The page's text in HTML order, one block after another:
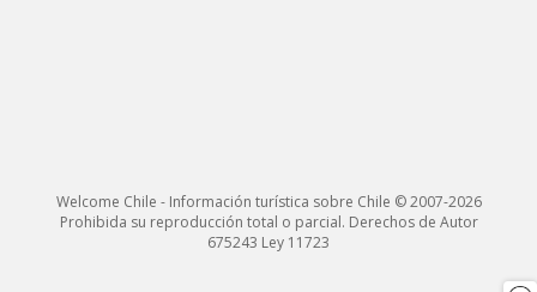
Welcome Chile - Información turística sobre Chile © 2007-2026
Prohibida su reproducción total o parcial. Derechos de Autor
675243 Ley 11723